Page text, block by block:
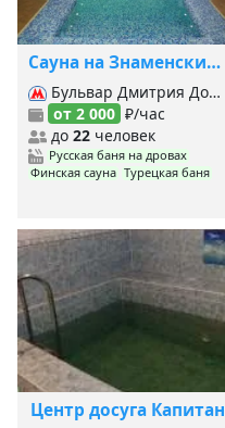
Сауна на Знаменских Садках
Бульвар Дмитрия Донского, Улица Старокачаловская,
от 2 000 ₽/час
до 22 человек
Русская баня на дровах
Финская сауна Турецкая баня
Центр досуга Капитан